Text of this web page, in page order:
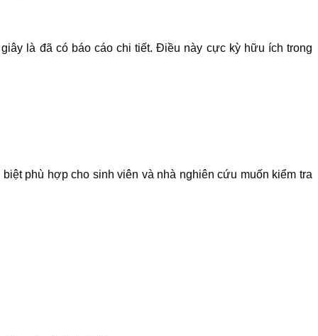
là đã có báo cáo chi tiết. Điều này cực kỳ hữu ích trong
phù hợp cho sinh viên và nhà nghiên cứu muốn kiểm tra